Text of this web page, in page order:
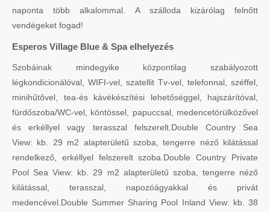
naponta több alkalommal. A szálloda kizárólag felnőtt
vendégeket fogad!
Esperos Village Blue & Spa elhelyezés
Szobáinak mindegyike központilag szabályozott
légkondicionálóval, WIFI-vel, szatellit Tv-vel, telefonnal, széffel,
minihűtővel, tea-és kávékészítési lehetőséggel, hajszárítóval,
fürdőszoba/WC-vel, köntössel, papuccsal, medencetörülközővel
és erkéllyel vagy terasszal felszerelt.Double Country Sea
View: kb. 29 m2 alapterületű szoba, tengerre néző kilátással
rendelkező, erkéllyel felszerelt szoba.Double Country Private
Pool Sea View: kb. 29 m2 alapterületű szoba, tengerre néző
kilátással, terasszal, napozóágyakkal és privát
medencével.Double Summer Sharing Pool Inland View: kb. 38